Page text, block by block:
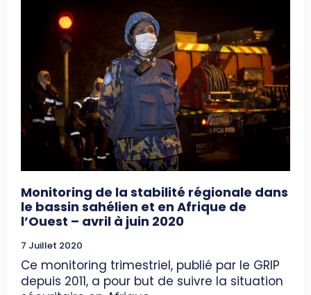
Monitoring de la stabilité régionale dans
le bassin sahélien et en Afrique de
l’Ouest – avril à juin 2020
7 Juillet 2020
Ce monitoring trimestriel, publié par le GRIP
depuis 2011, a pour but de suivre la situation